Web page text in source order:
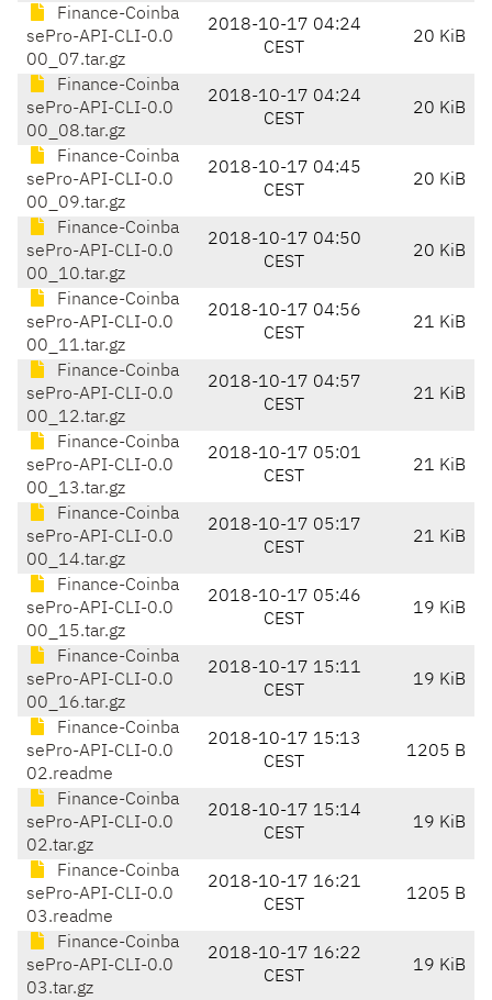
Finance-Coinba
sePro-API-CLI-0.0
00_07.tar.gz
2018-10-17 04:24
CEST
20 KiB
Finance-Coinba
sePro-API-CLI-0.0
00_08.tar.gz
2018-10-17 04:24
CEST
20 KiB
Finance-Coinba
sePro-API-CLI-0.0
00_09.tar.gz
2018-10-17 04:45
CEST
20 KiB
Finance-Coinba
sePro-API-CLI-0.0
00_10.tar.gz
2018-10-17 04:50
CEST
20 KiB
Finance-Coinba
sePro-API-CLI-0.0
00_11.tar.gz
2018-10-17 04:56
CEST
21 KiB
Finance-Coinba
sePro-API-CLI-0.0
00_12.tar.gz
2018-10-17 04:57
CEST
21 KiB
Finance-Coinba
sePro-API-CLI-0.0
00_13.tar.gz
2018-10-17 05:01
CEST
21 KiB
Finance-Coinba
sePro-API-CLI-0.0
00_14.tar.gz
2018-10-17 05:17
CEST
21 KiB
Finance-Coinba
sePro-API-CLI-0.0
00_15.tar.gz
2018-10-17 05:46
CEST
19 KiB
Finance-Coinba
sePro-API-CLI-0.0
00_16.tar.gz
2018-10-17 15:11
CEST
19 KiB
Finance-Coinba
sePro-API-CLI-0.0
02.readme
2018-10-17 15:13
CEST
1205 B
Finance-Coinba
sePro-API-CLI-0.0
02.tar.gz
2018-10-17 15:14
CEST
19 KiB
Finance-Coinba
sePro-API-CLI-0.0
03.readme
2018-10-17 16:21
CEST
1205 B
Finance-Coinba
sePro-API-CLI-0.0
03.tar.gz
2018-10-17 16:22
CEST
19 KiB